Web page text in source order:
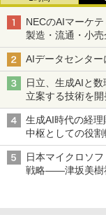
NECのAIマーケ
製造・流通・小
AIデータセンタ
日立、生成AIと
立案する技術を開
生成AI時代の経
中枢としての役割
日本マイクロソ
戦略――津坂美樹